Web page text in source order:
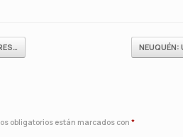
NEUQUÉN:
obligatorios están marcados con *